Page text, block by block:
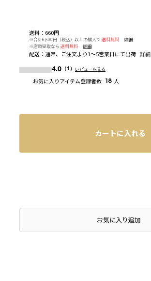
送料 ： 660円
※合計6,600円（税込）以上の購入で 送料無料
詳細
※店頭受取なら 送料無料 詳細
配送 ： 通常、ご注文より1～5営業日にて出荷 詳細
4.0 （1） レビューを見る
お気に入りアイテム登録者数 18 人
カートに入れる
お気に入り追加